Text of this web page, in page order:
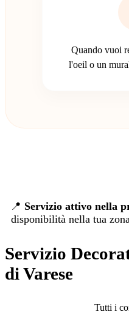
Quando vuoi
l'oeil o un
📍 Servizio attivo nella
disponibilità nella tua
Servizio
di Varese
Tutti i